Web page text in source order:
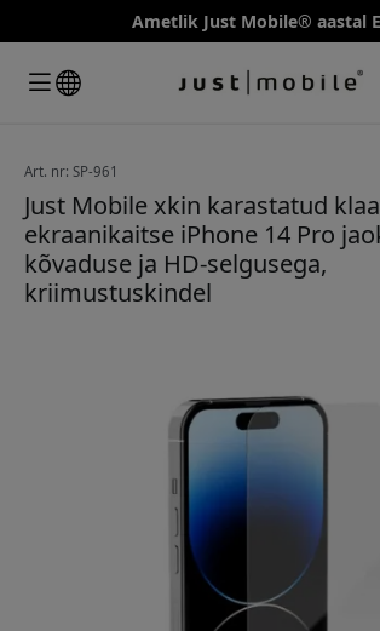
Ametlik Just Mobile® aastal
Art. nr: SP-961
Just Mobile xkin karastatud
ekraanikaitse iPhone 14 Pro
kõvaduse ja HD-selgusega,
kriimustuskindel